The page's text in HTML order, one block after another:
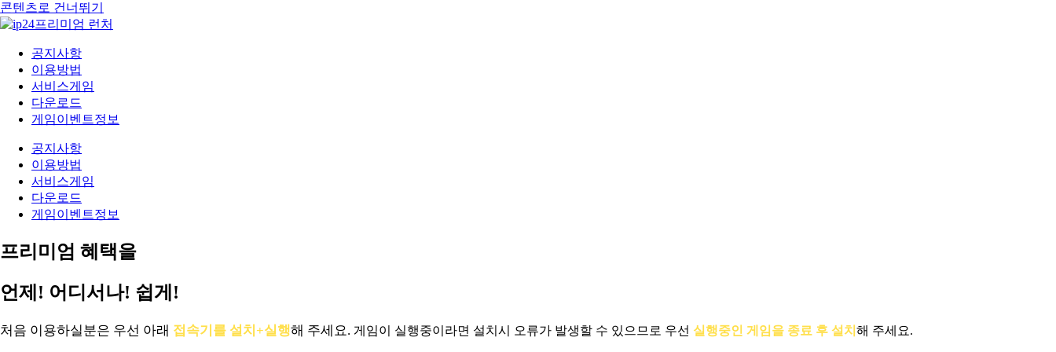
콘텐츠로 건너뛰기
공지사항
이용방법
서비스게임
다운로드
게임이벤트정보
공지사항
이용방법
서비스게임
다운로드
게임이벤트정보
프리미엄 혜택을
언제! 어디서나! 쉽게!
처음 이용하실분은 우선 아래 접속기를 설치+실행해 주세요. 게임이 실행중이라면 설치시 오류가 발생할 수 있으므로 우선 실행중인 게임을 종료 후 설치 해 주세요.